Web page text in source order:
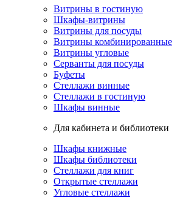
Витрины в гостиную
Шкафы-витрины
Витрины для посуды
Витрины комбинированные
Витрины угловые
Серванты для посуды
Буфеты
Стеллажи винные
Стеллажи в гостиную
Шкафы винные
Для кабинета и библиотеки
Шкафы книжные
Шкафы библиотеки
Стеллажи для книг
Открытые стеллажи
Угловые стеллажи